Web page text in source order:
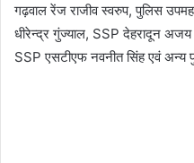
गढ़वाल रेंज राजीव स्वरुप, पुलिस
धीरेन्द्र गुंज्याल, SSP देहरादून अजय
SSP एसटीएफ नवनीत सिंह एवं अन्य